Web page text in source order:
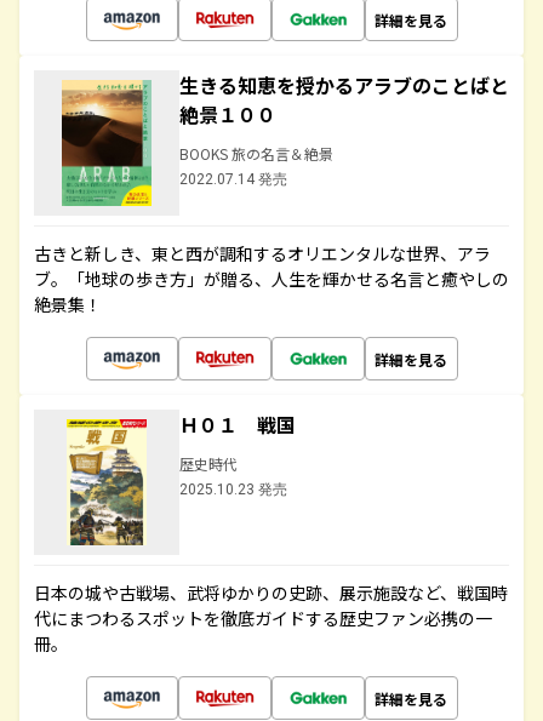
詳細を見る
生きる知恵を授かるアラブのことばと
絶景１００
BOOKS 旅の名言＆絶景
2022.07.14 発売
古きと新しき、東と西が調和するオリエンタルな世界、アラ
ブ。「地球の歩き方」が贈る、人生を輝かせる名言と癒やしの
絶景集！
詳細を見る
Ｈ０１ 戦国
歴史時代
2025.10.23 発売
日本の城や古戦場、武将ゆかりの史跡、展示施設など、戦国時
代にまつわるスポットを徹底ガイドする歴史ファン必携の一
冊。
詳細を見る